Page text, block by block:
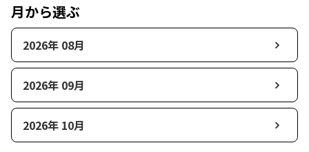
月から選ぶ
2026年 08月
2026年 09月
2026年 10月